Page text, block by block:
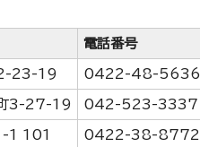
電話番号
2-23-19 0422-48-5636
町3-27-19 042-523-3337
1 101 0422-38-8772